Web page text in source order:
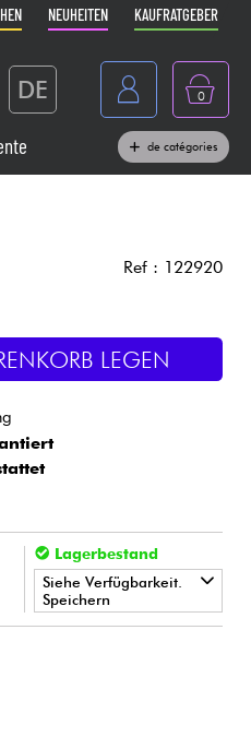
NEUHEITEN KAUFRATGEBER
DE 0
de catégories
Ref : 122920
LEGEN
Lagerbestand
Siehe Verfügbarkeit.
Speichern